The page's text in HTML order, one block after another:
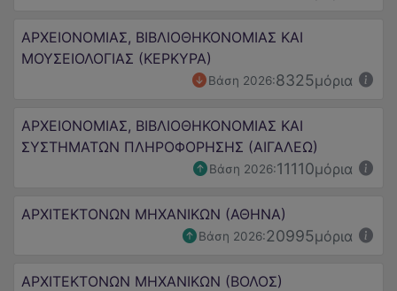
ΑΡΧΕΙΟΝΟΜΙΑΣ, ΒΙΒΛΙΟΘΗΚΟΝΟΜΙΑΣ ΚΑΙ
ΜΟΥΣΕΙΟΛΟΓΙΑΣ (ΚΕΡΚΥΡΑ)
Βάση 2026:8325μόρια
ΑΡΧΕΙΟΝΟΜΙΑΣ, ΒΙΒΛΙΟΘΗΚΟΝΟΜΙΑΣ ΚΑΙ
ΣΥΣΤΗΜΑΤΩΝ ΠΛΗΡΟΦΟΡΗΣΗΣ (ΑΙΓΑΛΕΩ)
Βάση 2026:11110μόρια
ΑΡΧΙΤΕΚΤΟΝΩΝ ΜΗΧΑΝΙΚΩΝ (ΑΘΗΝΑ)
Βάση 2026:20995μόρια
ΑΡΧΙΤΕΚΤΟΝΩΝ ΜΗΧΑΝΙΚΩΝ (ΒΟΛΟΣ)